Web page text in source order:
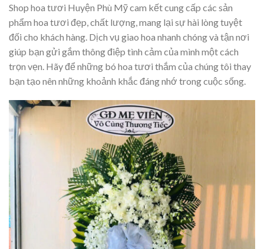
Shop hoa tươi Huyện Phù Mỹ cam kết cung cấp các sản
phẩm hoa tươi đẹp, chất lượng, mang lại sự hài lòng tuyệt
đối cho khách hàng. Dịch vụ giao hoa nhanh chóng và tận nơi
giúp bạn gửi gắm thông điệp tình cảm của mình một cách
trọn vẹn. Hãy để những bó hoa tươi thắm của chúng tôi thay
bạn tạo nên những khoảnh khắc đáng nhớ trong cuộc sống.